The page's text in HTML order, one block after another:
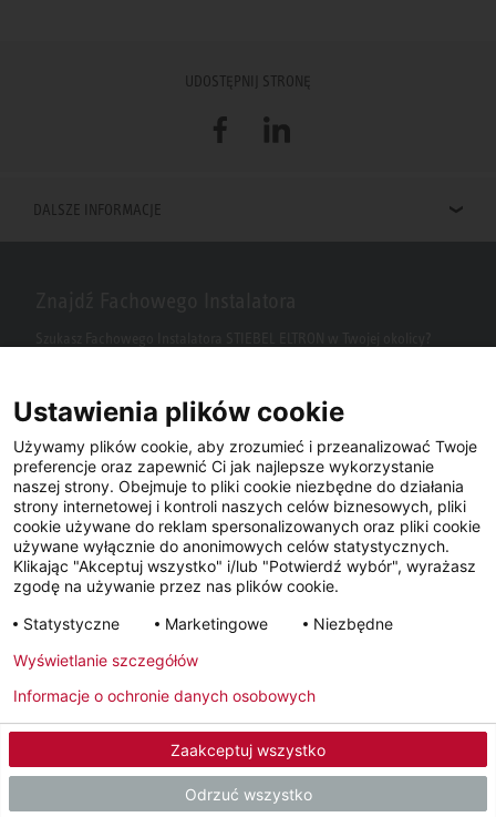
UDOSTĘPNIJ STRONĘ
FacebookLinkedIn
DALSZE INFORMACJE
Metryka Polityka prywatności Newsletter
Facebook YouTube LinkedIn
Instagram
© 2026 - STIEBEL ELTRON GmbH & Co. KG (DE)
Ustawienia plików cookie
Używamy plików cookie, aby zrozumieć i przeanalizować Twoje
preferencje oraz zapewnić Ci jak najlepsze wykorzystanie
naszej strony. Obejmuje to pliki cookie niezbędne do działania
strony internetowej i kontroli naszych celów biznesowych, pliki
cookie używane do reklam spersonalizowanych oraz pliki cookie
używane wyłącznie do anonimowych celów statystycznych.
Klikając "Akceptuj wszystko" i/lub "Potwierdź wybór", wyrażasz
zgodę na używanie przez nas plików cookie.
Statystyczne
Marketingowe Niezbędne
Zaakceptuj wszystko
Odrzuć wszystko
Wyświetlanie szczegółów
Informacje o ochronie danych osobowych